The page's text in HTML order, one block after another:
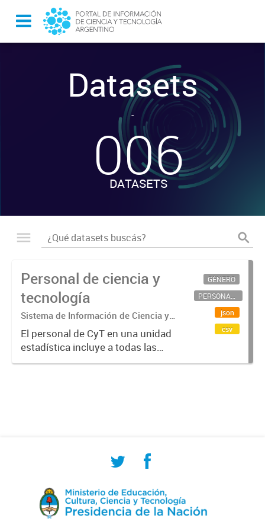
Datasets
-
006
DATASETS
Personal de ciencia y
tecnología
Sistema de Información de Ciencia y
Tecnología Argentino (SICYTAR)
El personal de CyT en una unidad
estadística incluye a todas las
personas involucradas
GÉNERO
PERSONAL CIENTÍFICO-TECNOLÓGICO
json
csv